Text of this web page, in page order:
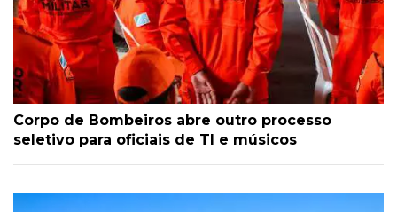
Corpo de Bombeiros abre outro processo
seletivo para oficiais de TI e músicos